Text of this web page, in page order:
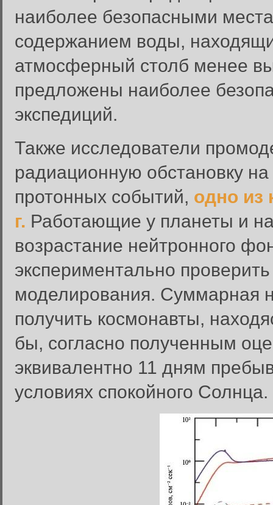
наиболее безопасными
содержанием воды,
атмосферный столб менее
предложены наиболее
экспедиций.
Также исследователи
радиационную обстановку
протонных событий, одно из
г. Работающие у планеты и
возрастание нейтронного
экспериментально
моделирования. Суммарная
получить космонавты,
бы, согласно полученным
эквивалентно 11 дням
условиях спокойного Солнца.